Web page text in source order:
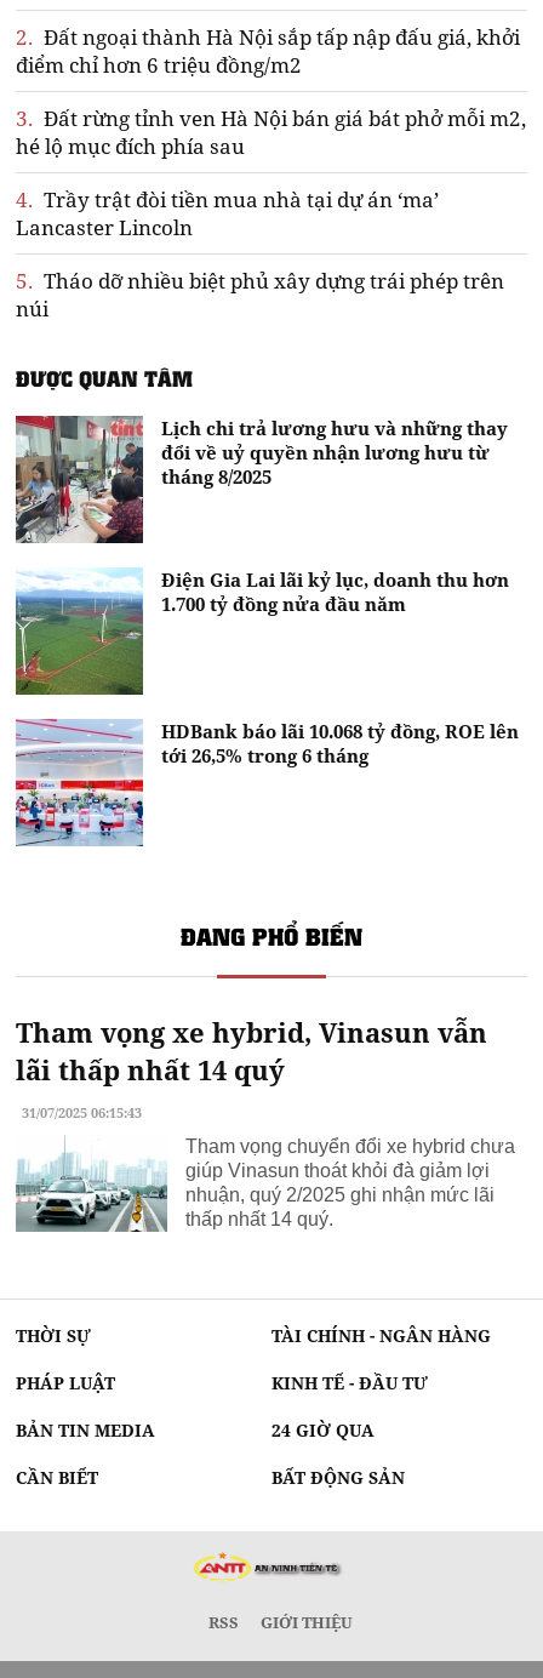
2. Đất ngoại thành Hà Nội sắp tấp nập đấu giá, khởi
điểm chỉ hơn 6 triệu đồng/m2
3. Đất rừng tỉnh ven Hà Nội bán giá bát phở mỗi m2,
hé lộ mục đích phía sau
4. Trầy trật đòi tiền mua nhà tại dự án ‘ma’
Lancaster Lincoln
5. Tháo dỡ nhiều biệt phủ xây dựng trái phép trên
núi
ĐƯỢC QUAN TÂM
Lịch chi trả lương hưu và những thay
đổi về uỷ quyền nhận lương hưu từ
tháng 8/2025
Điện Gia Lai lãi kỷ lục, doanh thu hơn
1.700 tỷ đồng nửa đầu năm
HDBank báo lãi 10.068 tỷ đồng, ROE lên
tới 26,5% trong 6 tháng
ĐANG PHỔ BIẾN
Tham vọng xe hybrid, Vinasun vẫn
lãi thấp nhất 14 quý
31/07/2025 06:15:43
Tham vọng chuyển đổi xe hybrid chưa
giúp Vinasun thoát khỏi đà giảm lợi
nhuận, quý 2/2025 ghi nhận mức lãi
thấp nhất 14 quý.
THỜI SỰ TÀI CHÍNH - NGÂN HÀNG
PHÁP LUẬT KINH TẾ - ĐẦU TƯ
BẢN TIN MEDIA 24 GIỜ QUA
CẦN BIẾT BẤT ĐỘNG SẢN
RSS GIỚI THIỆU